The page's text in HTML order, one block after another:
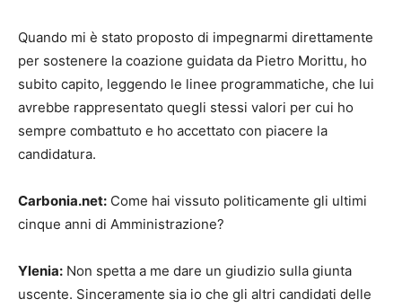
Quando mi è stato proposto di impegnarmi direttamente
per sostenere la coazione guidata da Pietro Morittu, ho
subito capito, leggendo le linee programmatiche, che lui
avrebbe rappresentato quegli stessi valori per cui ho
sempre combattuto e ho accettato con piacere la
candidatura.
Carbonia.net: Come hai vissuto politicamente gli ultimi
cinque anni di Amministrazione?
Ylenia: Non spetta a me dare un giudizio sulla giunta
uscente. Sinceramente sia io che gli altri candidati delle